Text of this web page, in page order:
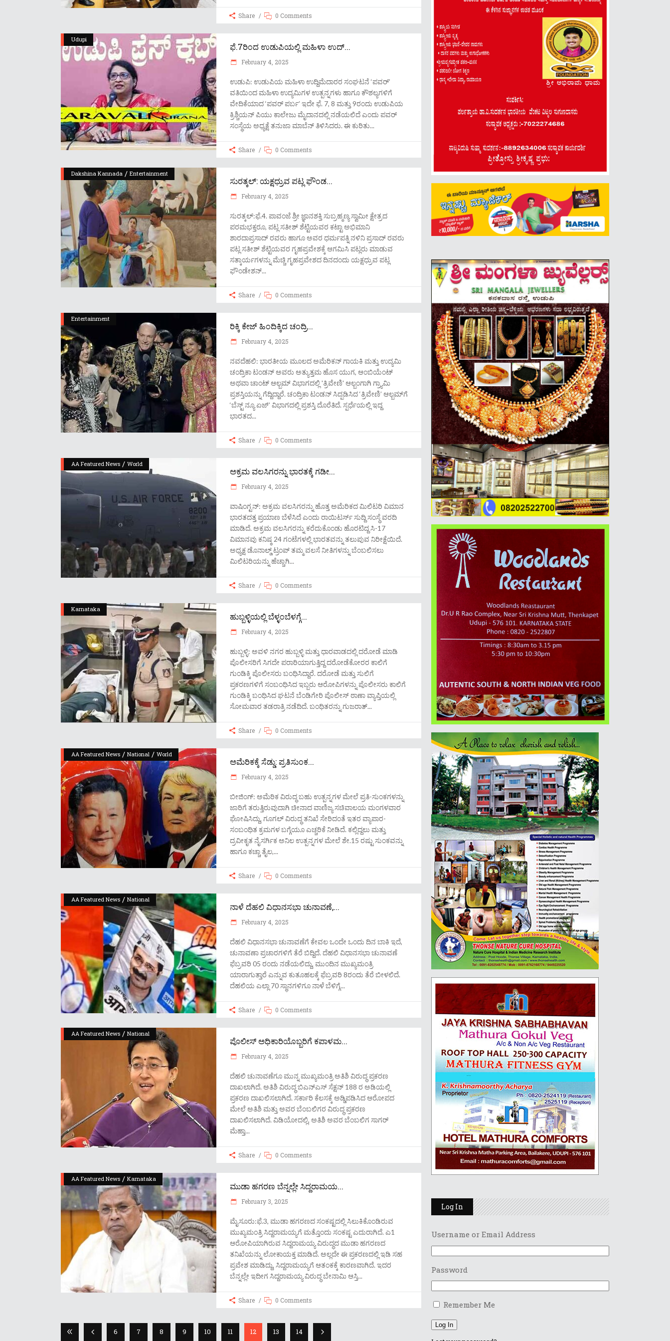
Share 0 Comments
Udupi
ಫೆ.7ರಿಂದ ಉಡುಪಿಯಲ್ಲಿ ಮಹಿಳಾ ಉದ್...
February 4, 2025
ಉಡುಪಿ: ಉಡುಪಿಯ ಮಹಿಳಾ ಉದ್ದಿಮೆದಾರರ ಸಂಘಟನೆ ‘ಪವರ್’
ವತಿಯಿಂದ ಮಹಿಳಾ ಉದ್ಯಮಿಗಳ ಉತ್ಪನ್ನಗಳು ಹಾಗೂ ಕೌಶಲ್ಯಗಳಿಗೆ
ವೇದಿಕೆಯಾದ ‘ಪವರ್ ಪರ್ಬ’ ಇದೇ ಫೆ. 7, 8 ಮತ್ತು 9ರಂದು ಉಡುಪಿಯ
ಕ್ರಿಶ್ಚಿಯನ್ ಪಿಯು ಕಾಲೇಜು ಮೈದಾನದಲ್ಲಿ ನಡೆಯಲಿದೆ ಎಂದು ಪವರ್
ಸಂಸ್ಥೆಯ ಅಧ್ಯಕ್ಷೆ ತನುಜಾ ಮಾಬೆನ್ ತಿಳಿಸಿದರು. ಈ ಕುರಿತು
Share 0 Comments
Dakshina Kannada / Entertainment
ಸುರತ್ಕಲ್: ಯಕ್ಷಧ್ರುವ ಪಟ್ಲ ಫೌಂಡ...
February 4, 2025
ಸುರತ್ಕಲ್:ಫೆ.4. ಪಾವಂಜೆ ಶ್ರೀ ಜ್ಞಾನಶಕ್ತಿ ಸುಬ್ರಹ್ಮಣ್ಯ ಸ್ವಾಮೀ ಕ್ಷೇತ್ರದ
ಪರಮಭಕ್ತರೂ, ಪಟ್ಲ ಸತೀಶ್ ಶೆಟ್ಟಿಯವರ ಕಟ್ಟಾ ಅಭಿಮಾನಿ
ಶಾರದಾಪ್ರಸಾದ್ ರವರು ಹಾಗೂ ಅವರ ಧರ್ಮಪತ್ನಿ ನಳಿನಿ ಪ್ರಸಾದ್ ರವರು
ಪಟ್ಲ ಸತೀಶ್ ಶೆಟ್ಟಿಯವರ ಗೃಹಪ್ರವೇಶಕ್ಕೆ ಆಗಮಿಸಿ ಪಟ್ಲರು ಮಾಡುವ
ಸತ್ಕಾರ್ಯಗಳನ್ನು ಮೆಚ್ಚಿ ಗೃಹಪ್ರವೇಶದ ದಿನದಂದು ಯಕ್ಷಧ್ರುವ ಪಟ್ಲ
ಫೌಂಡೇಶನ್
Share 0 Comments
Entertainment
ರಿಕ್ಕಿ ಕೇಜ್ ಹಿಂದಿಕ್ಕಿದ ಚಂದ್ರಿ...
February 4, 2025
ನವದೆಹಲಿ: ಭಾರತೀಯ ಮೂಲದ ಅಮೆರಿಕನ್ ಗಾಯಕಿ ಮತ್ತು ಉದ್ಯಮಿ
ಚಂದ್ರಿಕಾ ಟಂಡನ್ ಅವರು ಅತ್ಯುತ್ತಮ ಹೊಸ ಯುಗ, ಆಂಬಿಯೆಂಟ್
ಅಥವಾ ಚಾಂಟ್ ಆಲ್ಬಮ್ ವಿಭಾಗದಲ್ಲಿ 'ತ್ರಿವೇಣಿ' ಆಲ್ಬಂಗಾಗಿ ಗ್ರ್ಯಾಮಿ
ಪ್ರಶಸ್ತಿಯನ್ನು ಗೆದ್ದಿದ್ದಾರೆ. ಚಂದ್ರಿಕಾ ಟಂಡನ್ ಸಿದ್ಪಡಿಸಿದ ‘ತ್ರಿವೇಣಿ’ ಆಲ್ಬಮ್​ಗೆ
‘ಬೆಸ್ಟ್ ನ್ಯೂ ಏಜ್’ ವಿಭಾಗದಲ್ಲಿ ಪ್ರಶಸ್ತಿ ದೊರೆತಿದೆ. ಸ್ಪರ್ಧೆಯಲ್ಲಿ ಇದ್ದ
ಭಾರತದ
Share 0 Comments
AA Featured News / World
ಅಕ್ರಮ ವಲಸಿಗರನ್ನು ಭಾರತಕ್ಕೆ ಗಡೀ...
February 4, 2025
ವಾಷಿಂಗ್ಟನ್: ಅಕ್ರಮ ವಲಸಿಗರನ್ನು ಹೊತ್ತ ಅಮೆರಿಕದ ಮಿಲಿಟರಿ ವಿಮಾನ
ಭಾರತದತ್ತ ಪ್ರಯಾಣ ಬೆಳೆಸಿದೆ ಎಂದು ರಾಯಿಟರ್ಸ್ ಸುದ್ದಿ ಸಂಸ್ಥೆ ವರದಿ
ಮಾಡಿದೆ. ಅಕ್ರಮ ವಲಸಿಗರನ್ನು ಕರೆದುಕೊಂಡು ಹೊರಟಿದ್ದ ಸಿ-17
ವಿಮಾನವು ಕನಿಷ್ಠ 24 ಗಂಟೆಗಳಲ್ಲಿ ಭಾರತವನ್ನು ತಲುಪುವ ನಿರೀಕ್ಷೆಯಿದೆ.
ಅಧ್ಯಕ್ಷ ಡೊನಾಲ್ಡ್ ಟ್ರಂಪ್ ತಮ್ಮ ವಲಸೆ ನೀತಿಗಳನ್ನು ಬೆಂಬಲಿಸಲು
ಮಿಲಿಟರಿಯನ್ನು ಹೆಚ್ಚಾಗಿ
Share 0 Comments
Karnataka
ಹುಬ್ಬಳ್ಳಿಯಲ್ಲಿ ಬೆಳ್ಳಂಬೆಳಗ್ಗೆ...
February 4, 2025
ಹುಬ್ಬಳ್ಳಿ: ಅವಳಿ ನಗರ ಹುಬ್ಬಳ್ಳಿ ಮತ್ತು ಧಾರವಾಡದಲ್ಲಿ ದರೋಡೆ ಮಾಡಿ
ಪೊಲೀಸರಿಗೆ ಸಿಗದೇ ಪರಾರಿಯಾಗುತ್ತಿದ್ದ ದರೋಡೆಕೋರರ ಕಾಲಿಗೆ
ಗುಂಡಿಕ್ಕಿ ಪೊಲೀಸರು ಬಂಧಿಸಿದ್ದಾರೆ. ದರೋಡೆ ಮತ್ತು ಸುಲಿಗೆ
ಪ್ರಕರಣಗಳಿಗೆ ಸಂಬಂಧಿಸಿದ ಇಬ್ಬರು ಆರೋಪಿಗಳನ್ನು ಪೊಲೀಸರು ಕಾಲಿಗೆ
ಗುಂಡಿಕ್ಕಿ ಬಂಧಿಸಿದ ಘಟನೆ ಬೆಂಡಿಗೇರಿ ಪೊಲೀಸ್ ಠಾಣಾ ವ್ಯಾಪ್ತಿಯಲ್ಲಿ
ಸೋಮವಾರ ತಡರಾತ್ರಿ ನಡೆದಿದೆ. ಬಂಧಿತರನ್ನು ಗುಜರಾತ್
Share 0 Comments
AA Featured News / National / World
ಅಮೆರಿಕಕ್ಕೆ ಸೆಡ್ಡು: ಪ್ರತಿಸುಂಕ...
February 4, 2025
ಬೀಜಿಂಗ್: ಅಮೆರಿಕ ವಿರುದ್ಧ ಬಹು ಉತ್ಪನ್ನಗಳ ಮೇಲೆ ಪ್ರತಿ-ಸುಂಕಗಳನ್ನು
ಜಾರಿಗೆ ತರುತ್ತಿರುವುದಾಗಿ ಚೀನಾದ ವಾಣಿಜ್ಯ ಸಚಿವಾಲಯ ಮಂಗಳವಾರ
ಘೋಷಿಸಿದ್ದು, ಗೂಗಲ್ ವಿರುದ್ಧ ತನಿಖೆ ಸೇರಿದಂತೆ ಇತರ ವ್ಯಾಪಾರ-
ಸಂಬಂಧಿತ ಕ್ರಮಗಳ ಬಗ್ಗೆಯೂ ಎಚ್ಚರಿಕೆ ನೀಡಿದೆ. ಕಲ್ಲಿದ್ದಲು ಮತ್ತು
ದ್ರವೀಕೃತ ನೈಸರ್ಗಿಕ ಅನಿಲ ಉತ್ಪನ್ನಗಳ ಮೇಲೆ ಶೇ.15 ರಷ್ಟು ಸುಂಕವನ್ನು
ಹಾಗೂ ಕಚ್ಚಾ ತೈಲ,
Share 0 Comments
AA Featured News / National
ನಾಳೆ ದೆಹಲಿ ವಿಧಾನಸಭಾ ಚುನಾವಣೆ,...
February 4, 2025
ದೆಹಲಿ ವಿಧಾನಸಭಾ ಚುನಾವಣೆಗೆ ಕೇವಲ ಒಂದೇ ಒಂದು ದಿನ ಬಾಕಿ ಇದೆ,
ಚುನಾವಣಾ ಪ್ರಚಾರಗಳಿಗೆ ತೆರೆ ಬಿದ್ದಿದೆ. ದೆಹಲಿ ವಿಧಾನಸಭಾ ಚುನಾವಣೆ
ಫೆಬ್ರವರಿ 05 ರಂದು ನಡೆಯಲಿದ್ದು, ಮುಂದಿನ ಮುಖ್ಯಮಂತ್ರಿ
ಯಾರಾಗುತ್ತಾರೆ ಎನ್ನುವ ಕುತೂಹಲಕ್ಕೆ ಫೆಬ್ರವರಿ 8ರಂದು ತೆರೆ ಬೀಳಲಿದೆ.
ದೆಹಲಿಯ ಎಲ್ಲಾ 70 ಸ್ಥಾನಗಳಿಗೂ ನಾಳೆ ಬೆಳಿಗ್ಗೆ
Share 0 Comments
AA Featured News / National
ಪೊಲೀಸ್ ಅಧಿಕಾರಿಯೊಬ್ಬರಿಗೆ ಕಪಾಳಮ...
February 4, 2025
ದೆಹಲಿ ಚುನಾವಣೆಗೂ ಮುನ್ನ ಮುಖ್ಯಮಂತ್ರಿ ಅತಿಶಿ ವಿರುದ್ಧ ಪ್ರಕರಣ
ದಾಖಲಾಗಿದೆ. ಅತಿಶಿ ವಿರುದ್ಧ ಬಿಎನ್‌ಎಸ್ ಸೆಕ್ಷನ್ 188 ರ ಅಡಿಯಲ್ಲಿ
ಪ್ರಕರಣ ದಾಖಲಿಸಲಾಗಿದೆ. ಸರ್ಕಾರಿ ಕೆಲಸಕ್ಕೆ ಅಡ್ಡಿಪಡಿಸಿದ ಆರೋಪದ
ಮೇಲೆ ಅತಿಶಿ ಮತ್ತು ಅವರ ಬೆಂಬಲಿಗರ ವಿರುದ್ಧ ಪ್ರಕರಣ
ದಾಖಲಿಸಲಾಗಿದೆ. ವಿಡಿಯೋದಲ್ಲಿ, ಅತಿಶಿ ಅವರ ಬೆಂಬಲಿಗ ಸಾಗರ್
ಮೆಹ್ತಾ
Share 0 Comments
AA Featured News / Karnataka
ಮುಡಾ ಹಗರಣ ಬೆನ್ನಲ್ಲೇ ಸಿದ್ದರಾಮಯ...
February 3, 2025
ಮೈಸೂರು:ಫೆ.3, ಮುಡಾ ಹಗರಣದ ಸಂಕಷ್ಟದಲ್ಲಿ ಸಿಲುಕಿಕೊಂಡಿರುವ
ಮುಖ್ಯಮಂತ್ರಿ ಸಿದ್ದರಾಮಯ್ಯಗೆ ಮತ್ತೊಂದು ಸಂಕಷ್ಟ ಎದುರಾಗಿದೆ. ಎ1
ಆರೋಪಿಯಾಗಿರುವ ಸಿದ್ದರಾಮಯ್ಯ ವಿರುದ್ಧದ ಮುಡಾ ಹಗರಣದ
ತನಿಖೆಯನ್ನು ಲೋಕಾಯಕ್ತ ಮಾಡಿದೆ. ಅಲ್ಲದೇ ಈ ಪ್ರಕರಣದಲ್ಲಿ ಇಡಿ ಸಹ
ಪ್ರವೇಶ ಮಾಡಿದ್ದು, ಸಿದ್ದರಾಮಯ್ಯಗೆ ಆತಂಕಕ್ಕೆ ಕಾರಣವಾಗಿದೆ. ಇದರ
ಬೆನ್ನಲ್ಲೇ ಇದೀಗ ಸಿದ್ದರಾಮಯ್ಯ ವಿರುದ್ಧ ಬೇನಾಮಿ ಆಸ್ತಿ
Share 0 Comments
6 7 8 9 10 11 12 13 14
Log In
Username or Email Address
Password
Remember Me
Log In